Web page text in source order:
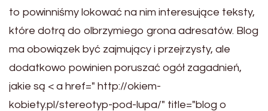
to powinniśmy lokować na nim interesujące teksty,
które dotrą do olbrzymiego grona adresatów. Blog
ma obowiązek być zajmujący i przejrzysty, ale
dodatkowo powinien poruszać ogół zagadnień,
jakie są < a href=" http://okiem-
kobiety.pl/stereotyp-pod-lupa/" title="blog o